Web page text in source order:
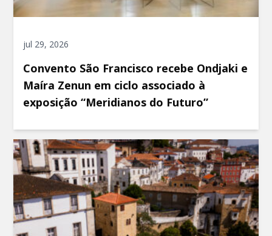
jul 29, 2026
Convento São Francisco recebe Ondjaki e
Maíra Zenun em ciclo associado à
exposição “Meridianos do Futuro”